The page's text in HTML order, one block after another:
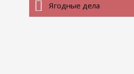
Ягодные дела